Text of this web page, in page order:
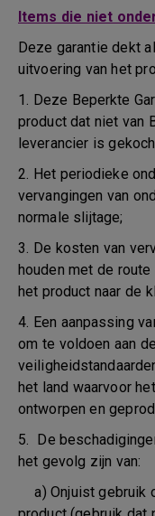
Items die niet
Deze garantie dekt
uitvoering van het
1. Deze Beperkte
product dat niet van
leverancier is
2. Het periodieke
vervangingen van
normale slijtage;
3. De kosten van
houden met de
het product naar de
4. Een aanpassing
om te voldoen aan
het land waarvoor
ontworpen en
5. De
het gevolg zijn van:
a) Onjuist gebruik